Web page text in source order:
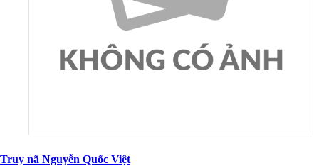
Truy nã Nguyễn Quốc Việt